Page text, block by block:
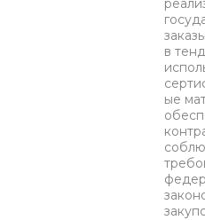
в
ые